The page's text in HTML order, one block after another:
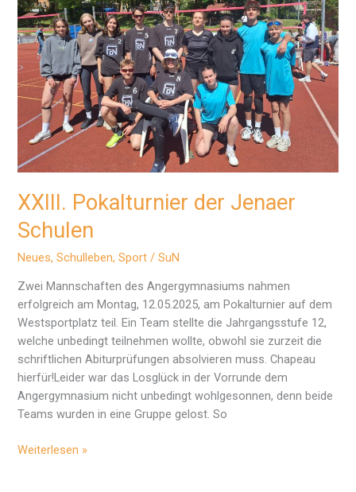
XXIII. Pokalturnier der Jenaer
Schulen
Neues,Schulleben,Sport /SuN
Zwei Mannschaften des Angergymnasiums nahmen
erfolgreich am Montag, 12.05.2025, am Pokalturnier auf dem
Westsportplatz teil. Ein Team stellte die Jahrgangsstufe 12,
welche unbedingt teilnehmen wollte, obwohl sie zurzeit die
schriftlichen Abiturprüfungen absolvieren muss. Chapeau
hierfür!Leider war das Losglück in der Vorrunde dem
Angergymnasium nicht unbedingt wohlgesonnen, denn beide
Teams wurden in eine Gruppe gelost. So
XXIII.
Weiterlesen »